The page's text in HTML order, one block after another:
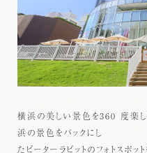
横浜の美しい景色を360 度楽し
浜の景色をバックにし
たピーターラビットのフォトスポッ